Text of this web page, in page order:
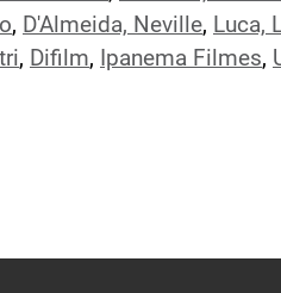
, D'Almeida, Neville, Luca,
, Difilm, Ipanema Filmes,